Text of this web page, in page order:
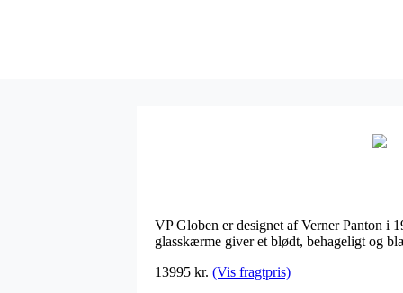
VP Globen er designet af Verner Panton i
glasskærme giver et blødt, behageligt og
13995 kr. (Vis fragtpris)